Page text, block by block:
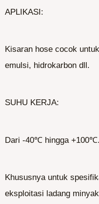
APLIKASI:
Kisaran hose cocok
emulsi, hidrokarbon dll.
SUHU KERJA:
Dari -40℃ hingga
Khususnya untuk
eksploitasi ladang